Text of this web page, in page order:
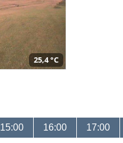
25,4 °C
15:00 16:00 17:00